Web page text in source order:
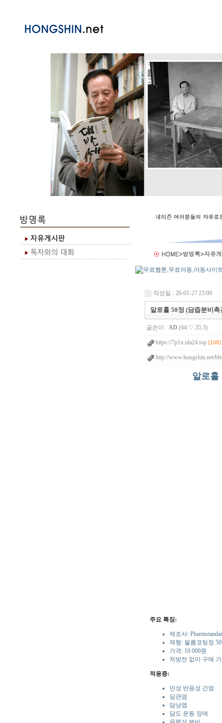
작성일 : 26-01-27 23:09
알로홀 50정 (담즙분비
글쓴이 : AD (64.♡.35.3)
https://7p1n.ula24.top [108]
http://www.hongshin.net/
알로홀
주요 특징:
제조사:
제형: 필름코팅정
가격: 10 000원
처방전 없이 구매
적응증:
만성 반응성 간염
담관염
담낭염
담도 운동 장애